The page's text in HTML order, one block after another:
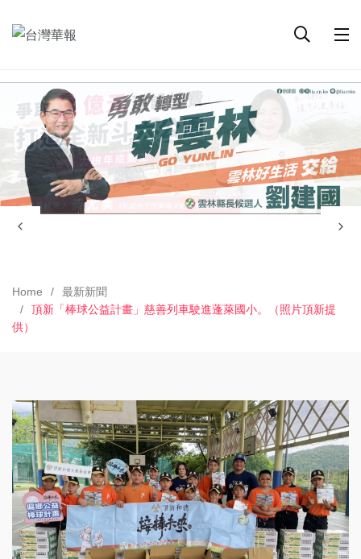
Home
最新新聞
頂新「棒球公益計畫」慈善列車駛進蓬萊國小。（照片頂新提
供）